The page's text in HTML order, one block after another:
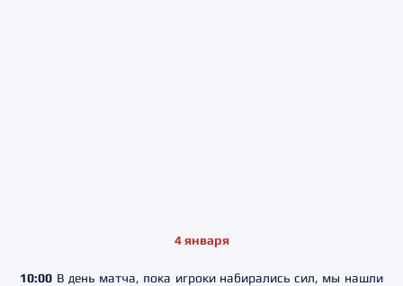
4 января
10:00 В день матча, пока игроки набирались сил, мы нашли